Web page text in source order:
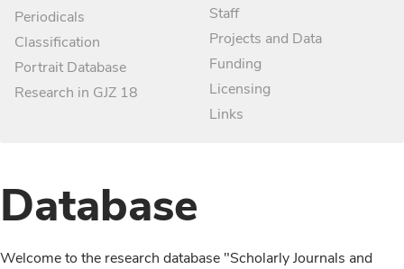
Periodicals
Classification
Portrait Database
Research in GJZ 18
Staff
Projects and Data
Funding
Licensing
Links
Database
Welcome to the research database "Scholarly Journals and